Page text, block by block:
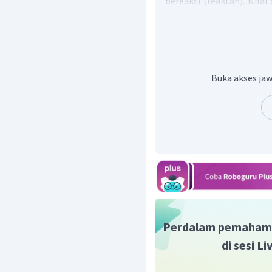
→ 2 = →
Jadi, rumus laju reaksinya
Buka akses
Perdalam
di sesi